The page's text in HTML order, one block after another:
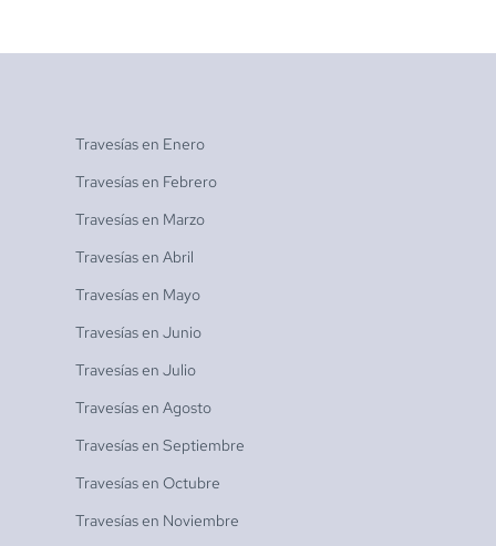
Travesías en Enero
Travesías en Febrero
Travesías en Marzo
Travesías en Abril
Travesías en Mayo
Travesías en Junio
Travesías en Julio
Travesías en Agosto
Travesías en Septiembre
Travesías en Octubre
Travesías en Noviembre